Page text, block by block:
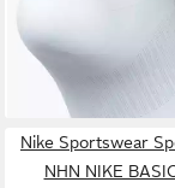
(Packung, 3-Paar) 3
Set, mit Dri-FIT-
niedrige Passform
-13%
Nike Sportswear
NHN NIKE